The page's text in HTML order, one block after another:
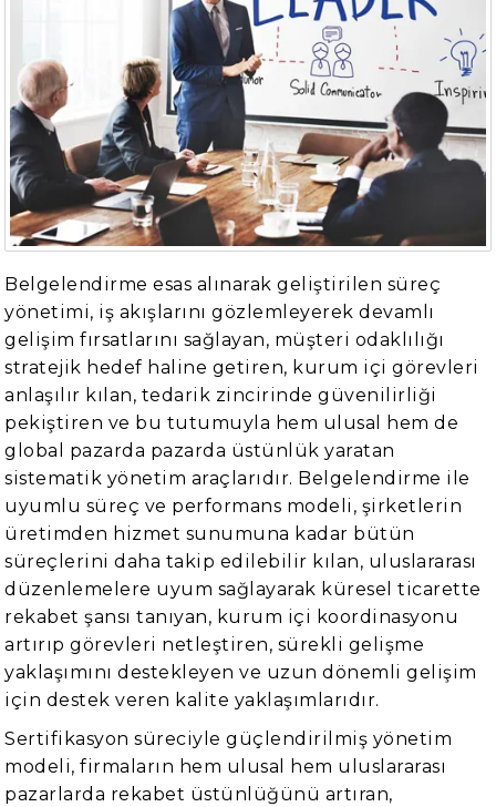
Belgelendirme esas alınarak geliştirilen süreç
yönetimi, iş akışlarını gözlemleyerek devamlı
gelişim fırsatlarını sağlayan, müşteri odaklılığı
stratejik hedef haline getiren, kurum içi görevleri
anlaşılır kılan, tedarik zincirinde güvenilirliği
pekiştiren ve bu tutumuyla hem ulusal hem de
global pazarda pazarda üstünlük yaratan
sistematik yönetim araçlarıdır. Belgelendirme ile
uyumlu süreç ve performans modeli, şirketlerin
üretimden hizmet sunumuna kadar bütün
süreçlerini daha takip edilebilir kılan, uluslararası
düzenlemelere uyum sağlayarak küresel ticarette
rekabet şansı tanıyan, kurum içi koordinasyonu
artırıp görevleri netleştiren, sürekli gelişme
yaklaşımını destekleyen ve uzun dönemli gelişim
için destek veren kalite yaklaşımlarıdır.
Sertifikasyon süreciyle güçlendirilmiş yönetim
modeli, firmaların hem ulusal hem uluslararası
pazarlarda rekabet üstünlüğünü artıran,